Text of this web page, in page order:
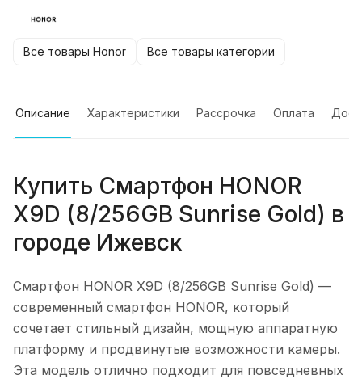
Все товары Honor Все товары категории
Описание Характеристики Рассрочка Оплата
Купить Смартфон HONOR
X9D (8/256GB Sunrise Gold) в
городе Ижевск
Смартфон HONOR X9D (8/256GB Sunrise Gold) —
современный смартфон HONOR, который
сочетает стильный дизайн, мощную аппаратную
платформу и продвинутые возможности камеры.
Эта модель отлично подходит для повседневных